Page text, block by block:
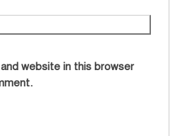
website in this browser